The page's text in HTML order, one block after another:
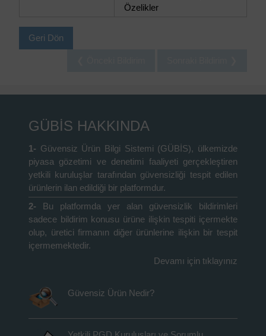
Özelikler
Geri Dön
GÜBİS HAKKINDA
1- Güvensiz Ürün Bilgi Sistemi (GÜBİS), ülkemizde
piyasa gözetimi ve denetimi faaliyeti gerçekleştiren
yetkili kuruluşlar tarafından güvensizliği tespit edilen
ürünlerin ilan edildiği bir platformdur.
2-
Bu platformda yer alan güvensizlik bildirimleri
sadece bildirim konusu ürüne ilişkin tespiti içermekte
olup, üretici firmanın diğer ürünlerine ilişkin bir tespit
içermemektedir.
Devamı için tıklayınız
Güvensiz Ürün Nedir?